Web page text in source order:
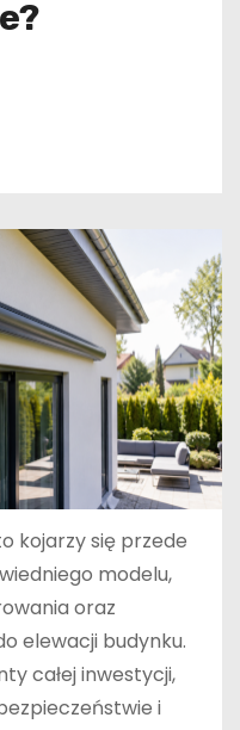
kojarzy się przede
modelu,
oraz
elewacji budynku.
całej inwestycji,
i